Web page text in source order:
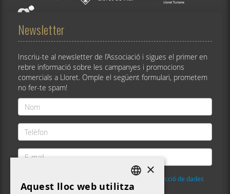
Newsletter
Inscriu-te al newsletter de l’Associació i sigues el primer en
rebre informació sobre les campanyes i promocions
comercials a Lloret. Omple el següent formulari, prometem
no fer-te spam!
Nom
*
Telèfon
*
E-
Política de privacitat i protecció de dades
DEFAULT LANGUAGE
×
Aquest lloc web utilitza